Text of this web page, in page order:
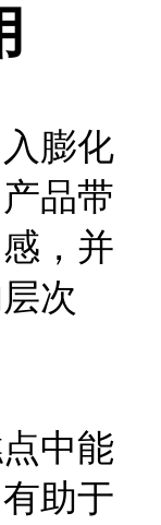
膨化
品带
，并
次
中能
助于